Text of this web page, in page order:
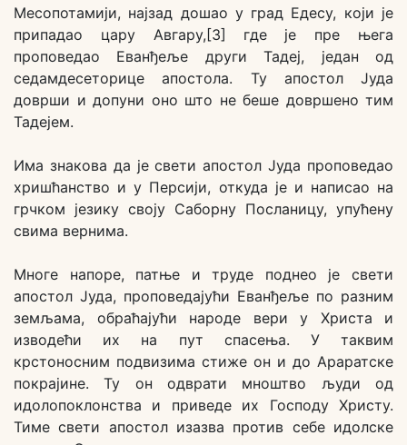
Месопотамији, најзад дошао у град Едесу, који је
припадао цару Авгару,[3] где је пре њега
проповедао Еванђеље други Тадеј, један од
седамдесеторице апостола. Ту апостол Јуда
доврши и допуни оно што не беше довршено тим
Тадејем.
Има знакова да је свети апостол Јуда проповедао
хришћанство и у Персији, откуда је и написао на
грчком језику своју Саборну Посланицу, упућену
свима вернима.
Многе напоре, патње и труде поднео је свети
апостол Јуда, проповедајући Еванђеље по разним
земљама, обраћајући народе вери у Христа и
изводећи их на пут спасења. У таквим
крстоносним подвизима стиже он и до Араратске
покрајине. Ту он одврати мноштво људи од
идолопоклонства и приведе их Господу Христу.
Тиме свети апостол изазва против себе идолске